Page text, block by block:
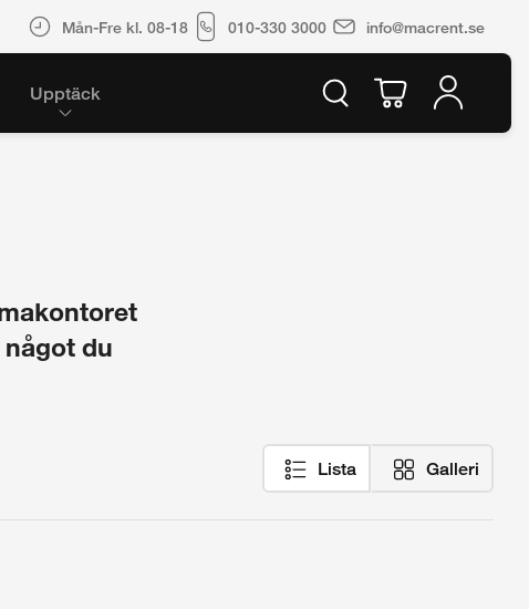
Mån-Fre kl. 08-18 010-330 3000 info@macrent.se
Upptäck
du
Lista Galleri